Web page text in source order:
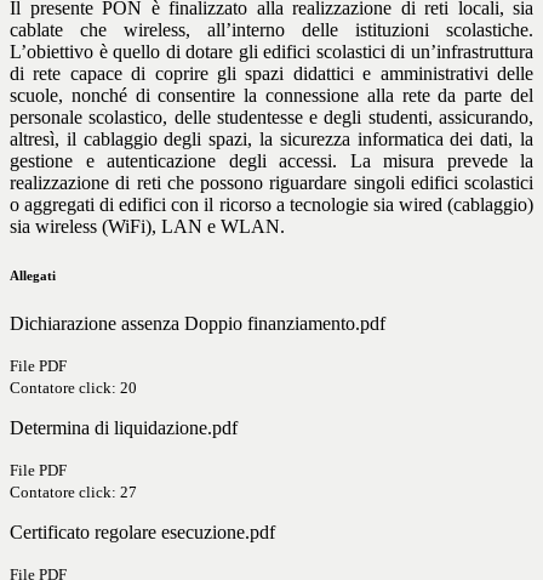
Il presente PON è finalizzato alla realizzazione di reti locali, sia
cablate che wireless, all’interno delle istituzioni scolastiche.
L’obiettivo è quello di dotare gli edifici scolastici di un’infrastruttura
di rete capace di coprire gli spazi didattici e amministrativi delle
scuole, nonché di consentire la connessione alla rete da parte del
personale scolastico, delle studentesse e degli studenti, assicurando,
altresì, il cablaggio degli spazi, la sicurezza informatica dei dati, la
gestione e autenticazione degli accessi. La misura prevede la
realizzazione di reti che possono riguardare singoli edifici scolastici
o aggregati di edifici con il ricorso a tecnologie sia wired (cablaggio)
sia wireless (WiFi), LAN e WLAN.
Allegati
Dichiarazione assenza Doppio finanziamento.pdf
File PDF
Contatore click: 20
Determina di liquidazione.pdf
File PDF
Contatore click: 27
Certificato regolare esecuzione.pdf
File PDF